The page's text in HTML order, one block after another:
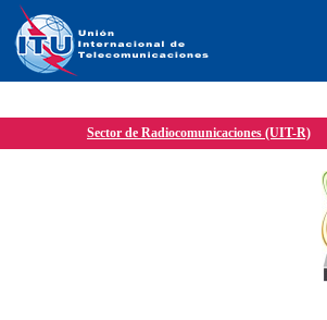
Sector de Radiocomunicaciones (UIT-R)